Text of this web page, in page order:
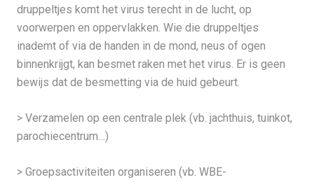
druppeltjes komt het virus terecht in de lucht, op
voorwerpen en oppervlakken. Wie die druppeltjes
inademt of via de handen in de mond, neus of ogen
binnenkrijgt, kan besmet raken met het virus. Er is geen
bewijs dat de besmetting via de huid gebeurt.
> Verzamelen op een centrale plek (vb. jachthuis, tuinkot,
parochiecentrum…)
> Groepsactiviteiten organiseren (vb. WBE-